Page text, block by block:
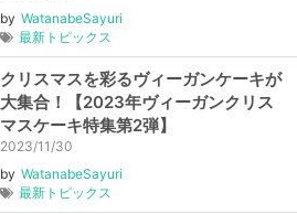
by WatanabeSayuri
最新トピックス
クリスマスを彩るヴィーガンケーキが
大集合！【2023年ヴィーガンクリス
マスケーキ特集第2弾】
2023/11/30
by WatanabeSayuri
最新トピックス